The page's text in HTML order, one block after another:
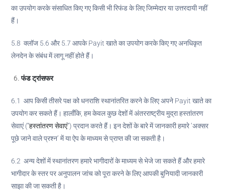
का उपयोग करके संसाधित किए गए किसी भी रिफंड के लिए जिम्मेदार या उत्तरदायी नहीं
हैं।
5.8 क्लॉज 5.6 और 5.7 आपके Payit खाते का उपयोग करके किए गए अनधिकृत
लेनदेन के संबंध में लागू नहीं होते हैं।
फंड ट्रांसफर
6.1 आप किसी तीसरे पक्ष को धनराशि स्थानांतरित करने के लिए अपने Payit खाते का
उपयोग कर सकते हैं। हालाँकि, हम केवल कुछ देशों में अंतरराष्ट्रीय मुद्रा हस्तांतरण
सेवाएं (“हस्तांतरण सेवाएं“) प्रदान करते हैं। इन देशों के बारे में जानकारी हमारे ‘अक्सर
पूछे जाने वाले प्रश्न’ में या ऐप के माध्यम से प्राप्त की जा सकती है।
6.2 अन्य देशों में स्थानांतरण हमारे भागीदारों के माध्यम से भेजे जा सकते हैं और हमारे
भागीदार के स्तर पर अनुपालन जांच को पूरा करने के लिए आपकी बुनियादी जानकारी
साझा की जा सकती है।